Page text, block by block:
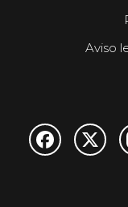
Aviso